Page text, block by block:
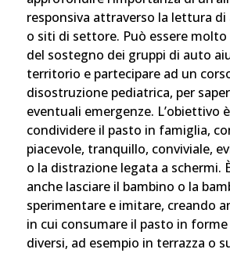
responsiva attraverso la lettura
o siti di settore. Può essere molto
del sostegno dei gruppi di auto
territorio e partecipare ad un
disostruzione pediatrica, per
eventuali emergenze. L’obiettivo
condividere il pasto in famiglia,
piacevole, tranquillo, conviviale,
o la distrazione legata a schermi.
anche lasciare il bambino o la
sperimentare e imitare, creando
in cui consumare il pasto in
diversi, ad esempio in terrazza o